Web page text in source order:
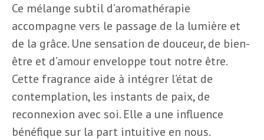
Ce mélange subtil d’aromathérapie
accompagne vers le passage de la lumière et
de la grâce. Une sensation de douceur, de bien-
être et d’amour enveloppe tout notre être.
Cette fragrance aide à intégrer l’état de
contemplation, les instants de paix, de
reconnexion avec soi. Elle a une influence
bénéfique sur la part intuitive en nous.